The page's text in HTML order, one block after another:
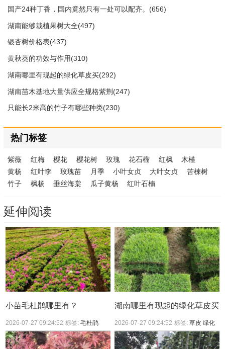
国产24种丁香，国内竟然只有一处可以配齐。(656)
湖南能够栽植果树大全(497)
银杏树价格表(437)
黄秋葵的功效与作用(310)
湖南哪里有现起的绿化草皮买(292)
湖南苗木基地大量供应全规格紫荆(247)
只能长2米高的竹子有哪些种类(230)
热门标签
紫薇 红梅 樱花 樱花树 玫瑰 花石榴 红枫
木槿
黄杨
红叶李 玫瑰苗 月季 小叶女贞 大叶女贞
苦楝树
竹子
枫杨 垂丝海棠 瓜子黄杨 红叶石楠
延伸阅读
小苗毛杜鹃哪里有？
2026-07-27 09:24:52 标签:毛杜鹃
湖南哪里有现起的绿化草皮买
2026-07-27 09:24:52 标签:草皮 绿化